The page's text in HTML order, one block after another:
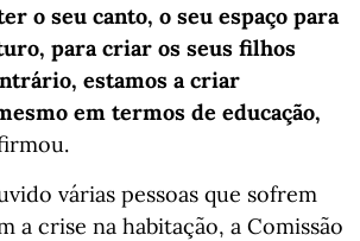
o seu canto, o seu espaço para
para criar os seus filhos
estamos a criar
em termos de educação,
várias pessoas que sofrem
a crise na habitação, a Comissão